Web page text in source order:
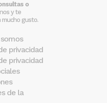
o
y te
gusto.
privacidad
privacidad
de la